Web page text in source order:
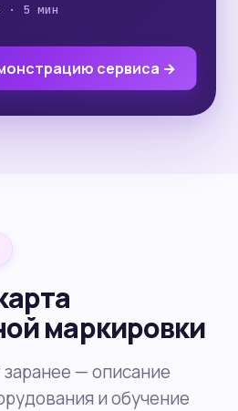
· 5 мин
сервиса →
маркировки
— описание
и обучение